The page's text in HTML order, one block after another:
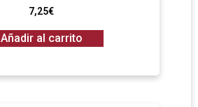
7,25€
Añadir al carrito